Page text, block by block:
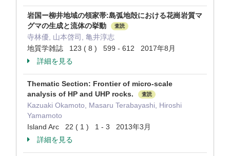
岩国ー柳井地域の領家帯:島弧地殻における花崗岩質マ
グマの生成と流体の挙動
査読
寺林優, 山本啓司, 亀井淳志
地質学雑誌 123 ( 8 ) 599 - 612 2017年8月
詳細を見る
Thematic Section: Frontier of micro-scale
analysis of HP and UHP rocks.
査読
Kazuaki Okamoto, Masaru Terabayashi, Hiroshi
Yamamoto
Island Arc 22 ( 1 ) 1 - 3 2013年3月
詳細を見る